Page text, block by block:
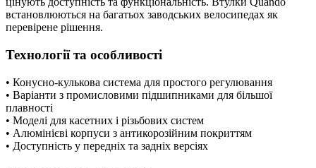
встановлюються на багатьох заводських велосипедах як
перевірене рішення.
Технології та особливості
• Конусно-кулькова система для простого регулювання
• Варіанти з промисловими підшипниками для більшої
плавності
• Моделі для касетних і різьбових систем
• Алюмінієві корпуси з антикорозійним покриттям
• Доступність у передніх та задніх версіях